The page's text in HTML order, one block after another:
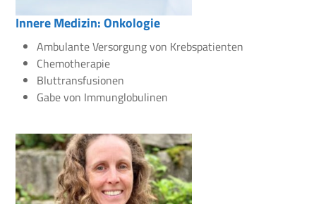
Innere Medizin: Onkologie
Ambulante Versorgung von Krebspatienten
Chemotherapie
Bluttransfusionen
Gabe von Immunglobulinen